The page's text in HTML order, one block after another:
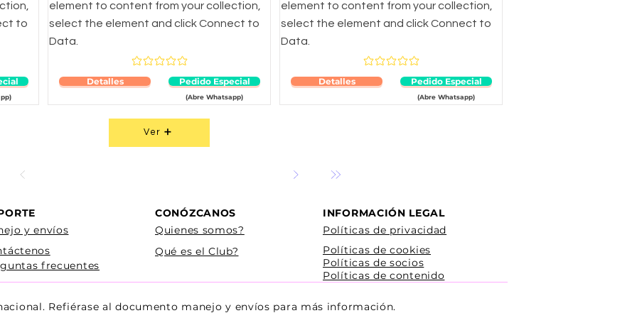
to
element to content from your collection,
select the element and click Connect to
Data.
Aún no hay calificaciones
Detalles Pedido Especial
(Abre Whatsapp)
element to content from your collection,
select the element and click Connect to
Data.
Aún no hay calificaciones
Detalles Pedido Especial
(Abre Whatsapp)
Ver ➕
y envíos
CONÓZCANOS
Quienes somos?
Qué es el Club?
frecuentes
INFORMACIÓN LEGAL
Políticas de privacidad
Políticas de cookies
Políticas de socios
Políticas de contenido
Refiérase al documento manejo y envíos para más información.